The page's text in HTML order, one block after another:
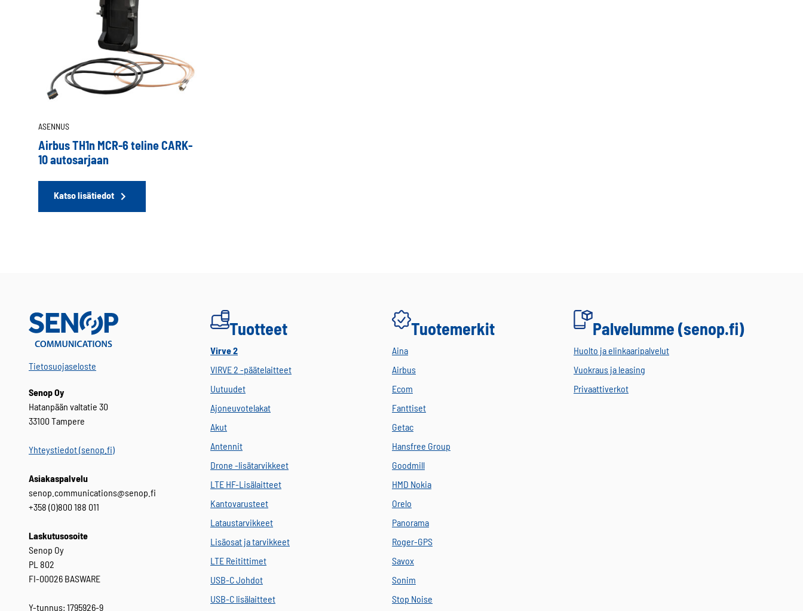
ASENNUS
Airbus TH1n MCR-6 teline CARK-
10 autosarjaan
Katso lisätiedot
Tietosuojaseloste
Senop Oy
Hatanpään valtatie 30
33100 Tampere
Yhteystiedot (senop.fi)
Asiakaspalvelu
senop.communications@senop.fi
+358 (0)800 188 011
Laskutusosoite
Senop Oy
PL 802
FI-00026 BASWARE
Y-tunnus: 1795926-9
Tuotteet
Virve 2
VIRVE 2 -päätelaitteet
Uutuudet
Ajoneuvotelakat
Akut
Antennit
Drone -lisätarvikkeet
LTE HF-Lisälaitteet
Kantovarusteet
Lataustarvikkeet
Lisäosat ja tarvikkeet
LTE Reitittimet
USB-C Johdot
USB-C lisälaitteet
Tuotemerkit
Aina
Airbus
Ecom
Fanttiset
Getac
Hansfree Group
Goodmill
HMD Nokia
Orelo
Panorama
Roger-GPS
Savox
Sonim
Stop Noise
Palvelumme (senop.fi)
Huolto ja elinkaaripalvelut
Vuokraus ja leasing
Privaattiverkot